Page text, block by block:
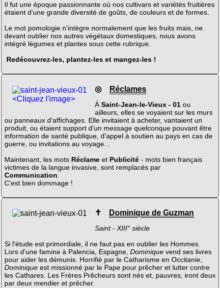
Il fut une époque passionnante où nos cultivars et variétés fruitières
étaient d'une grande diversité de goûts, de couleurs et de formes.
Le mot pomologie n'intègre normalement que les fruits mais, ne
devant oublier nos autres végétaux domestiques, nous avons
intégré légumes et plantes sous cette rubrique.
Redécouvrez-les, plantez-les et mangez-les !
<Cliquez l'image>
◎ Réclames
ÀSaint-Jean-le-Vieux - 01ou
ailleurs, elles se voyaient sur les murs
ou panneaux d'affichages. Elle invitaient à acheter, vantaient un
produit, ou étaient support d'un message quelconque pouvant être
information de santé publique, d'appel à soutien au pays en cas de
guerre, ou invitations au voyage...
Maintenant, les mots Réclameet Publicité- mots bien français
victimes de la langue invasive, sont remplacés par
Communication.
C'est bien dommage !
✝ Dominique de Guzman
Saint - XIII° siècle
Si l'étude est primordiale, il ne faut pas en oublier les Hommes.
Lors d'une famine à Palencia, Espagne, Dominiquevend ses livres
pour aider les démunis. Horrifié par le Catharisme en Occitanie,
Dominiqueest missionné par le Pape pour prêcher et lutter contre
les Cathares. Les Frères Prêcheurs sont nés et, pauvres, iront deux
par deux mendier et prêcher.